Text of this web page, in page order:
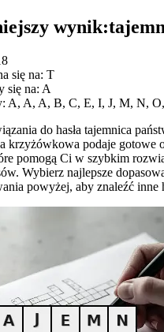
wynik:
się na: T
się na: A
A, A, A, B, C, E, I, J, M, N,
do hasła tajemnica
krzyżówkowa podaje gotowe
pomogą Ci w szybkim
Wybierz najlepsze
powyżej, aby znaleźć inne